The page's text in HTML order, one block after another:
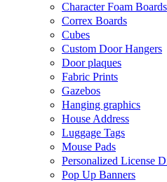
Character Foam Boards
Correx Boards
Cubes
Custom Door Hangers
Door plaques
Fabric Prints
Gazebos
Hanging graphics
House Address
Luggage Tags
Mouse Pads
Personalized License
Pop Up Banners